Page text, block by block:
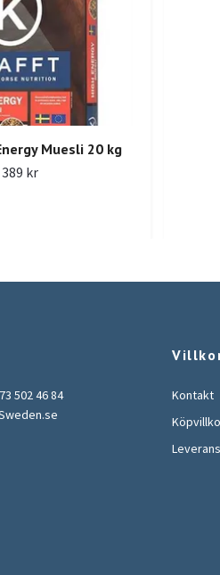
Muesli 20 kg
389 kr
502 46 84
Kontakt